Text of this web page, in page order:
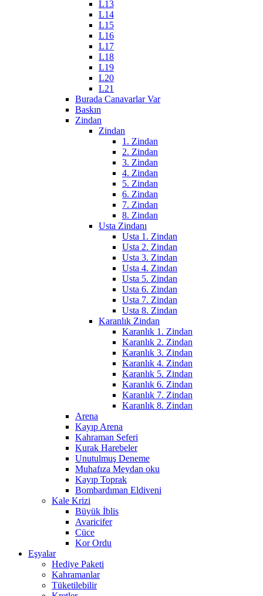
L13
L14
L15
L16
L17
L18
L19
L20
L21
Burada Canavarlar Var
Baskın
Zindan
Zindan
1. Zindan
2. Zindan
3. Zindan
4. Zindan
5. Zindan
6. Zindan
7. Zindan
8. Zindan
Usta Zindanı
Usta 1. Zindan
Usta 2. Zindan
Usta 3. Zindan
Usta 4. Zindan
Usta 5. Zindan
Usta 6. Zindan
Usta 7. Zindan
Usta 8. Zindan
Karanlık Zindan
Karanlık 1. Zindan
Karanlık 2. Zindan
Karanlık 3. Zindan
Karanlık 4. Zindan
Karanlık 5. Zindan
Karanlık 6. Zindan
Karanlık 7. Zindan
Karanlık 8. Zindan
Arena
Kayıp Arena
Kahraman Seferi
Kurak Harebeler
Unutulmuş Deneme
Muhafıza Meydan oku
Kayıp Toprak
Bombardıman Eldiveni
Kale Krizi
Büyük İblis
Avaricifer
Cüce
Kor Ordu
Eşyalar
Hediye Paketi
Kahramanlar
Tüketilebilir